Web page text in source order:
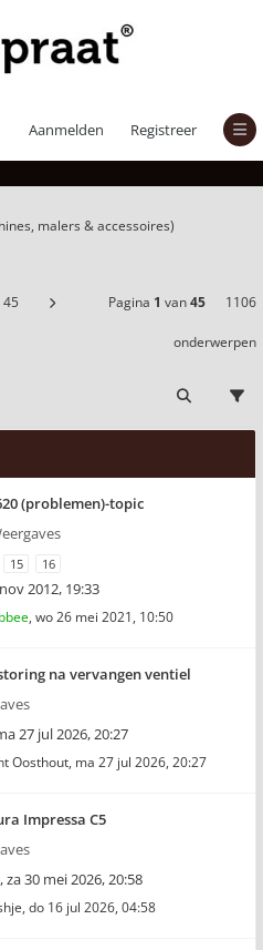
Aanmelden Registreer
malers & accessoires)
45 Pagina 1 van45 1106
onderwerpen
(problemen)-topic
15 16
2012, 19:33
, wo 26 mei 2021, 10:50
na vervangen ventiel
27 jul 2026, 20:27
Oosthout, ma 27 jul 2026, 20:27
Impressa C5
,za 30 mei 2026, 20:58
, do 16 jul 2026, 04:58